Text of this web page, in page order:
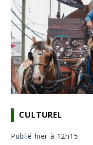
CULTUREL
Publié hier à 12h15